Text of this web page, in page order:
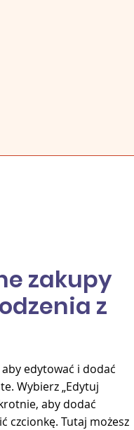
zakupy
z
edytować i dodać
Wybierz „Edytuj
aby dodać
czcionkę. Tutaj możesz